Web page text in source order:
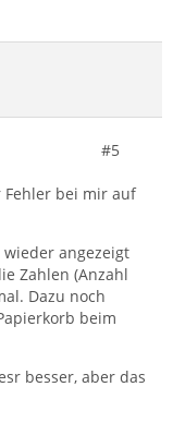
#5
bei mir auf
angezeigt
Zahlen (Anzahl
Dazu noch
beim
besser, aber das